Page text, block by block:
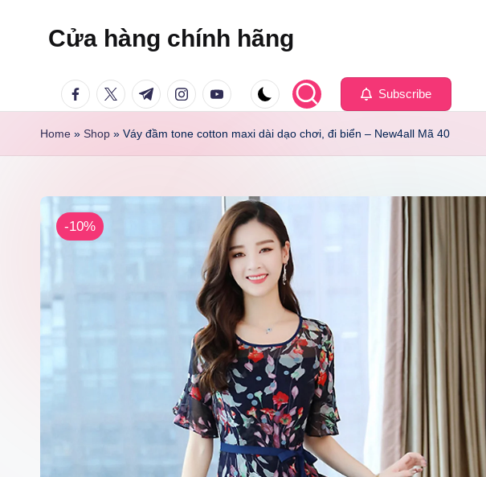
Cửa hàng chính hãng
facebook.com
twitter.com
t.me instagram.com
youtube.com Subscribe
Home » Shop » Váy đầm tone cotton maxi dài dạo chơi, đi biển – New4all Mã 40
-10%